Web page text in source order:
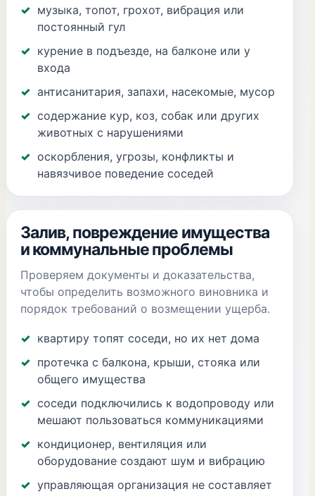
музыка, топот, грохот, вибрация или
постоянный гул
курение в подъезде, на балконе или у
входа
антисанитария, запахи, насекомые, мусор
содержание кур, коз, собак или других
животных с нарушениями
оскорбления, угрозы, конфликты и
навязчивое поведение соседей
Залив, повреждение имущества
и коммунальные проблемы
Проверяем документы и доказательства,
чтобы определить возможного виновника и
порядок требований о возмещении ущерба.
квартиру топят соседи, но их нет дома
протечка с балкона, крыши, стояка или
общего имущества
соседи подключились к водопроводу или
мешают пользоваться коммуникациями
кондиционер, вентиляция или
оборудование создают шум и вибрацию
управляющая организация не составляет